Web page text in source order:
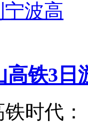
高铁3日
时代